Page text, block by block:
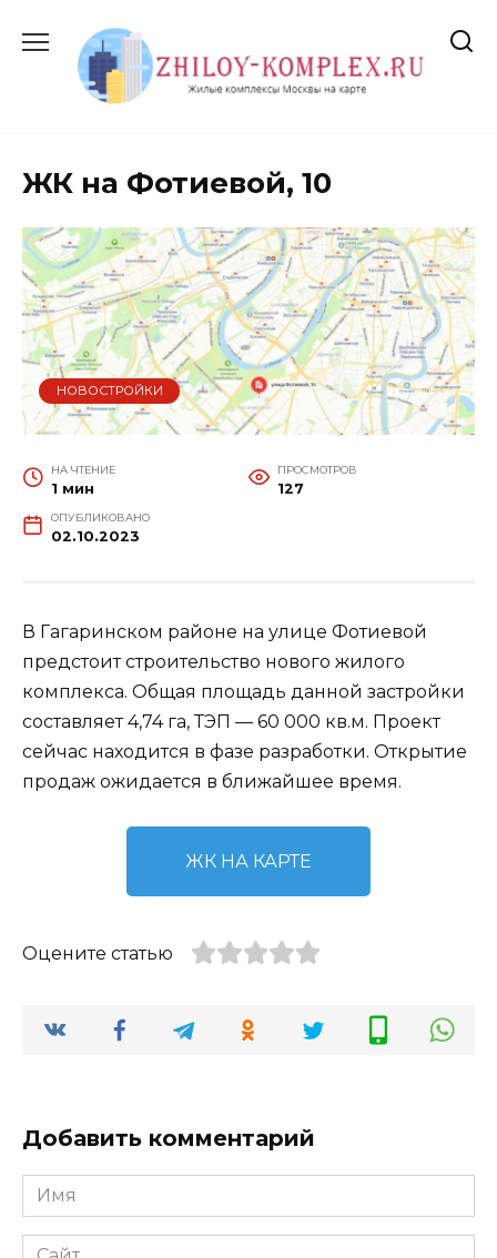
содержанию
ЖК на Фотиевой, 10
НОВОСТРОЙКИ
НА ЧТЕНИЕ
1 мин
ПРОСМОТРОВ
127
ОПУБЛИКОВАНО
02.10.2023
В Гагаринском районе на улице Фотиевой
предстоит строительство нового жилого
комплекса. Общая площадь данной застройки
составляет 4,74 га, ТЭП — 60 000 кв.м. Проект
сейчас находится в фазе разработки. Открытие
продаж ожидается в ближайшее время.
ЖК НА КАРТЕ
Оцените статью
Добавить комментарий
Имя
*
Сайт